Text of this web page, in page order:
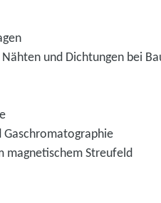
und Dichtungen bei
magnetischem Streufeld